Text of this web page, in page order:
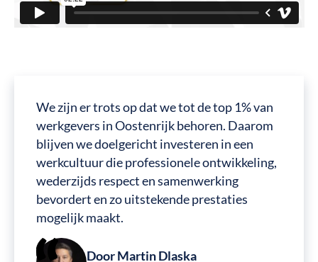
We zijn er trots op dat we tot de top 1% van
werkgevers in Oostenrijk behoren. Daarom
blijven we doelgericht investeren in een
werkcultuur die professionele ontwikkeling,
wederzijds respect en samenwerking
bevordert en zo uitstekende prestaties
mogelijk maakt.
Door Martin Dlaska